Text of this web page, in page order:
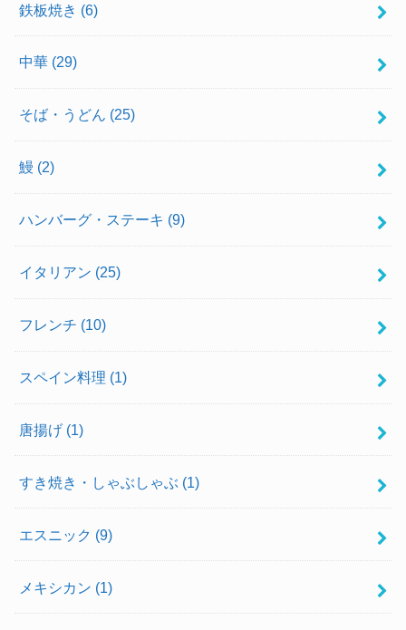
鉄板焼き (6)
中華 (29)
そば・うどん (25)
鰻 (2)
ハンバーグ・ステーキ (9)
イタリアン (25)
フレンチ (10)
スペイン料理 (1)
唐揚げ (1)
すき焼き・しゃぶしゃぶ (1)
エスニック (9)
メキシカン (1)